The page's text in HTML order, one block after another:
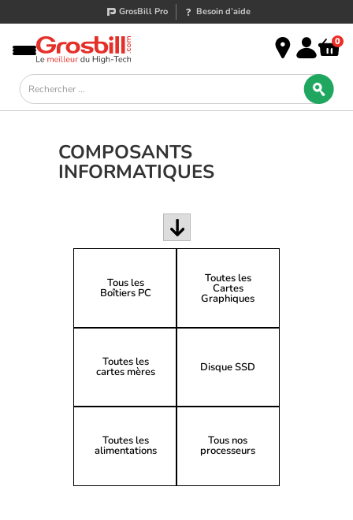
GrosBill Pro Besoin d’aide
0
COMPOSANTS
INFORMATIQUES
Tous les
Boîtiers PC
Toutes les
Cartes
Graphiques
Toutes les
cartes mères Disque SSD
Toutes les
alimentations
Tous nos
processeurs